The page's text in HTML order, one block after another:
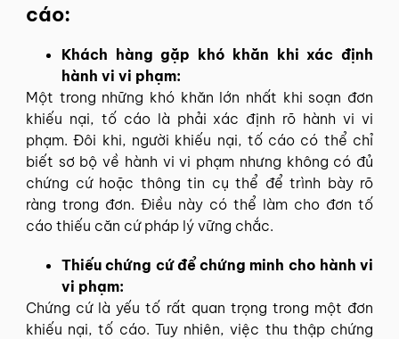
cáo:
Khách hàng gặp khó khăn khi xác định
hành vi vi phạm:
Một trong những khó khăn lớn nhất khi soạn đơn
khiếu nại, tố cáo là phải xác định rõ hành vi vi
phạm. Đôi khi, người khiếu nại, tố cáo có thể chỉ
biết sơ bộ về hành vi vi phạm nhưng không có đủ
chứng cứ hoặc thông tin cụ thể để trình bày rõ
ràng trong đơn. Điều này có thể làm cho đơn tố
cáo thiếu căn cứ pháp lý vững chắc.
Thiếu chứng cứ để chứng minh cho hành vi
vi phạm:
Chứng cứ là yếu tố rất quan trọng trong một đơn
khiếu nại, tố cáo. Tuy nhiên, việc thu thập chứng